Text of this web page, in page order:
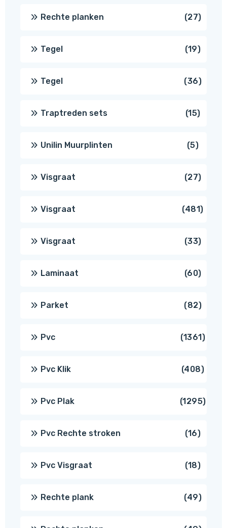
Rechte planken 2727
Tegel 1919
Tegel 3636
Traptreden sets 1515
Unilin Muurplinten 55
Visgraat 2727
Visgraat 481481
Visgraat 3333
Laminaat 6060
Parket 8282
Pvc 13611361
Pvc Klik 408408
Pvc Plak 12951295
Pvc Rechte stroken 1616
Pvc Visgraat 1818
Rechte plank 4949